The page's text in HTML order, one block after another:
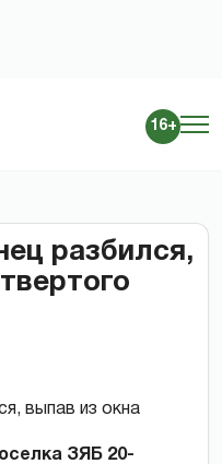
16+
разбился,
ЗЯБ 20-